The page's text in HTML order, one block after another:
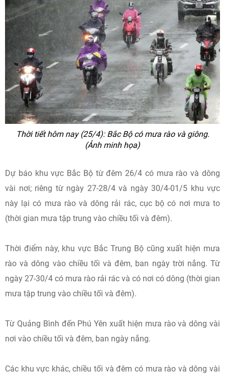
Thời tiết hôm nay (25/4): Bắc Bộ có mưa rào và giông.
(Ảnh minh họa)
Dự báo khu vực Bắc Bộ từ đêm 26/4 có mưa rào và dông
vài nơi; riêng từ ngày 27-28/4 và ngày 30/4-01/5 khu vực
này lại có mưa rào và dông rải rác, cục bộ có nơi mưa to
(thời gian mưa tập trung vào chiều tối và đêm).
Thời điểm này, khu vực Bắc Trung Bộ cũng xuất hiện mưa
rào và dông vào chiều tối và đêm, ban ngày trời nắng. Từ
ngày 27-30/4 có mưa rào rải rác và có nơi có dông (thời gian
mưa tập trung vào chiều tối và đêm).
Từ Quảng Bình đến Phú Yên xuất hiện mưa rào và dông vài
nơi vào chiều tối và đêm, ban ngày nắng.
Các khu vực khác, chiều tối và đêm có mưa rào và dông vài